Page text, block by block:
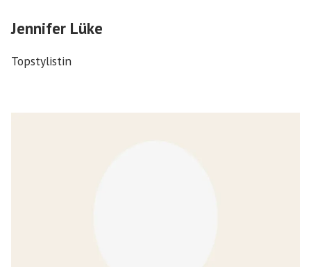
Jennifer Lüke
Topstylistin